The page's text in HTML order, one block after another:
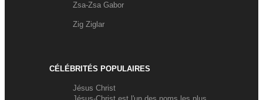
Zsa-Zsa Gabor
Zig Ziglar
CÉLÉBRITÉS POPULAIRES
Jésus Christ